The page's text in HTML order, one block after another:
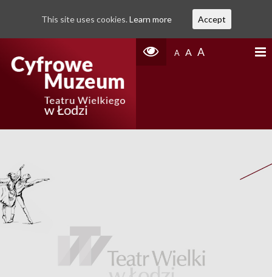
A A A
This site uses cookies. Learn more Accept